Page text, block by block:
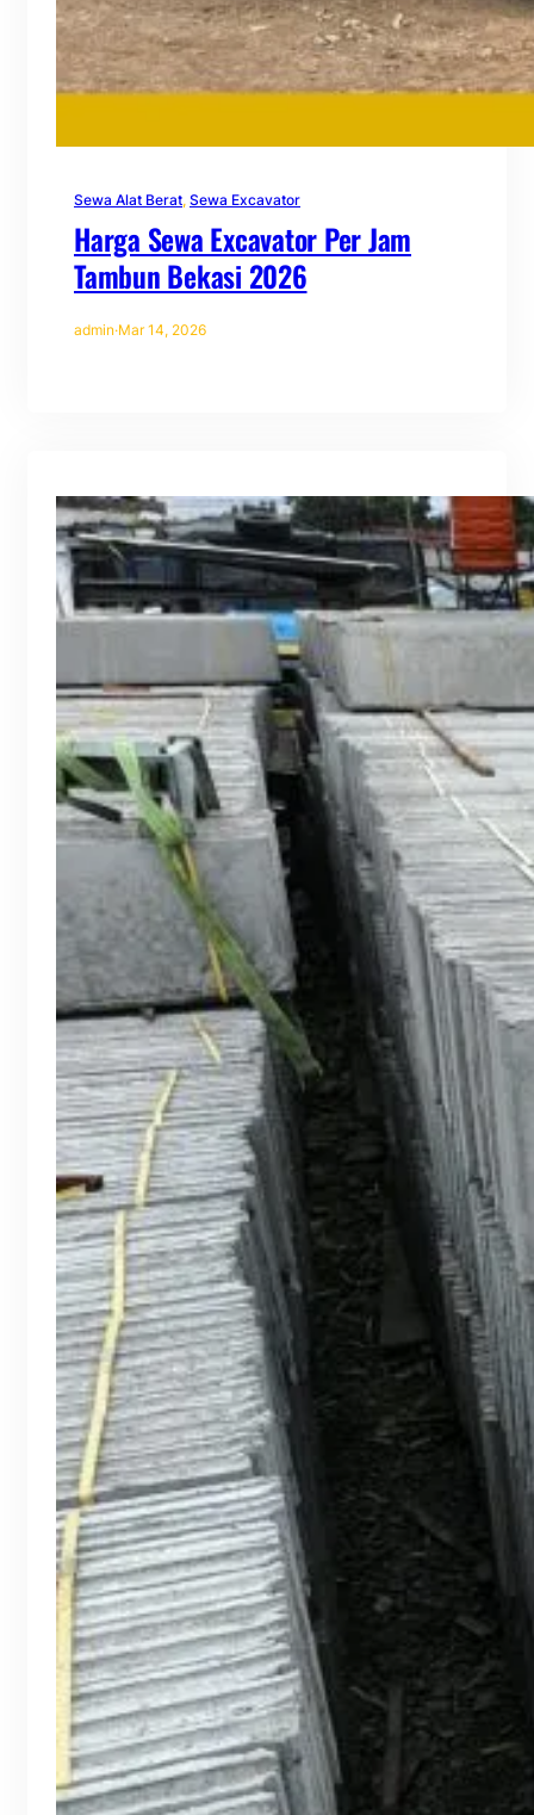
Sewa Alat Berat, Sewa Excavator
Harga Sewa Excavator Per Jam
Tambun Bekasi 2026
admin·Mar 14, 2026